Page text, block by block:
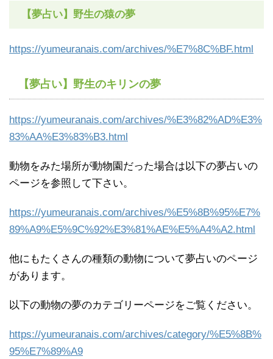
【夢占い】野生の猿の夢
https://yumeuranais.com/archives/%E7%8C%BF.html
【夢占い】 野生のキリンの夢
https://yumeuranais.com/archives/%E3%82%AD%E3%
83%AA%E3%83%B3.html
動物をみた場所が動物園だった場合は以下の夢占いの
ページを参照して下さい。
https://yumeuranais.com/archives/%E5%8B%95%E7%
89%A9%E5%9C%92%E3%81%AE%E5%A4%A2.html
他にもたくさんの種類の動物について夢占いのページ
があります。
以下の動物の夢のカテゴリーページをご覧ください。
https://yumeuranais.com/archives/category/%E5%8B%
95%E7%89%A9